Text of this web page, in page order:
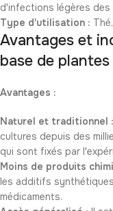
d'infections légères
Type d'utilisation :
Avantages et
base de plantes
Avantages :
Naturel et traditionnel :
cultures depuis des
qui sont fixés par
Moins de produits
les additifs
médicaments.